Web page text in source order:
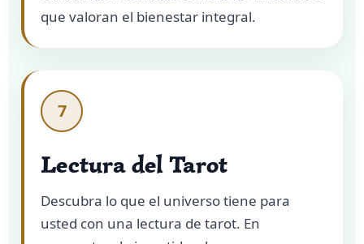
que valoran el bienestar integral.
7
Lectura del Tarot
Descubra lo que el universo tiene para
usted con una lectura de tarot. En